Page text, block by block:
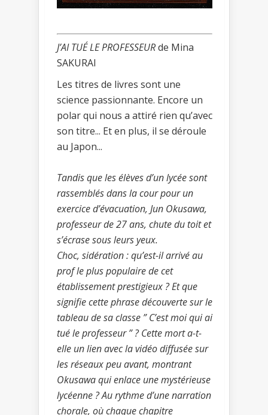
J’AI TUÉ LE PROFESSEURde Mina
SAKURAI
Les titres de livres sont une
science passionnante. Encore un
polar qui nous a attiré rien qu’avec
son titre... Et en plus, il se déroule
au Japon...
Tandis que les élèves d’un lycée sont
rassemblés dans la cour pour un
exercice d’évacuation, Jun Okusawa,
professeur de 27 ans, chute du toit et
s’écrase sous leurs yeux.
Choc, sidération : qu’est-il arrivé au
prof le plus populaire de cet
établissement prestigieux ? Et que
signifie cette phrase découverte sur le
tableau de sa classe ” C’est moi qui ai
tué le professeur ” ? Cette mort a-t-
elle un lien avec la vidéo diffusée sur
les réseaux peu avant, montrant
Okusawa qui enlace une mystérieuse
lycéenne ? Au rythme d’une narration
chorale, où chaque chapitre